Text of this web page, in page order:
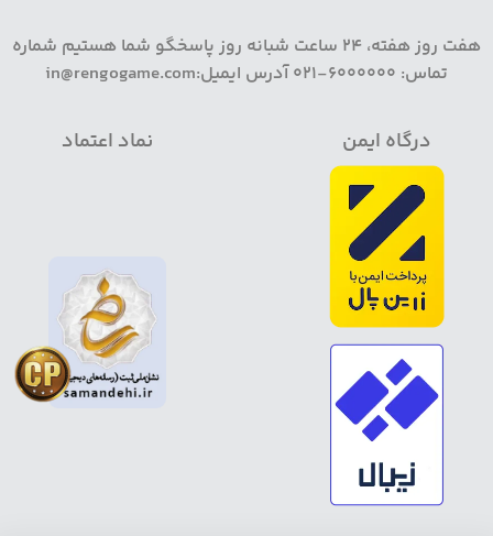
هفت روز هفته، 24 ساعت شبانه روز پاسخگو شما هستیم شماره
تماس: 6000000-021 آدرس ایمیل:in@rengogame.com
درگاه ایمن نماد اعتماد